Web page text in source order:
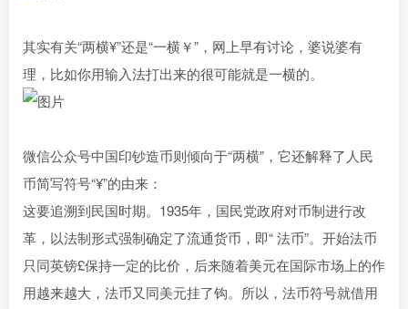
其实有关“两横¥”还是“一横￥”，网上早有讨论，婆说婆有
理，比如你用输入法打出来的很可能就是一横的。
微信公众号中国印钞造币则倾向于“两横”，它还解释了人民
币简写符号“¥”的由来：
这要追溯到民国时期。1935年，国民党政府对币制进行改
革，以法制形式强制确定了流通货币，即“ 法币”。开始法币
只同英镑£保持一定的比价，后来随着美元在国际市场上的作
用越来越大，法币又同美元挂了钩。所以，法币符号就借用